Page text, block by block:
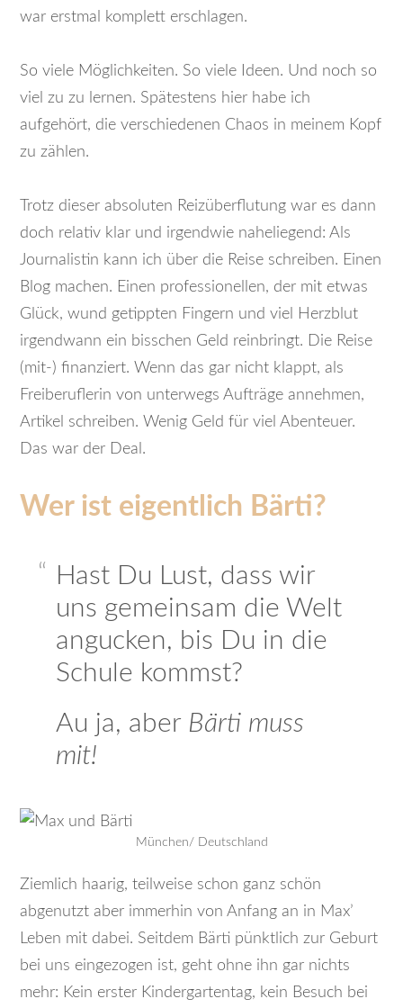
war erstmal komplett erschlagen.
So viele Möglichkeiten. So viele Ideen. Und noch so
viel zu zu lernen. Spätestens hier habe ich
aufgehört, die verschiedenen Chaos in meinem Kopf
zu zählen.
Trotz dieser absoluten Reizüberflutung war es dann
doch relativ klar und irgendwie naheliegend: Als
Journalistin kann ich über die Reise schreiben. Einen
Blog machen. Einen professionellen, der mit etwas
Glück, wund getippten Fingern und viel Herzblut
irgendwann ein bisschen Geld reinbringt. Die Reise
(mit-) finanziert. Wenn das gar nicht klappt, als
Freiberuflerin von unterwegs Aufträge annehmen,
Artikel schreiben. Wenig Geld für viel Abenteuer.
Das war der Deal.
Wer ist eigentlich Bärti?
Hast Du Lust, dass wir
uns gemeinsam die Welt
angucken, bis Du in die
Schule kommst?
Au ja, aber Bärti muss
mit!
München/ Deutschland
Ziemlich haarig, teilweise schon ganz schön
abgenutzt aber immerhin von Anfang an in Max’
Leben mit dabei. Seitdem Bärti pünktlich zur Geburt
bei uns eingezogen ist, geht ohne ihn gar nichts
mehr: Kein erster Kindergartentag, kein Besuch bei